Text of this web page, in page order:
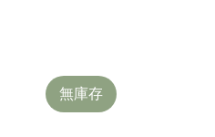
無庫存